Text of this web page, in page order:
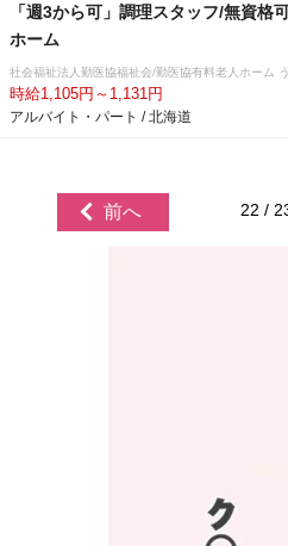
「週3から可」調理スタッフ/無資格
ホーム
社会福祉法人勤医協福祉会/勤医協有料老人ホーム
時給1,105円～1,131円
アルバイト・パート / 北海道
前へ 22 /